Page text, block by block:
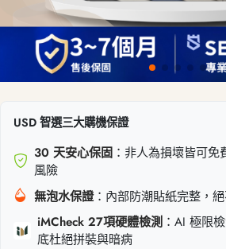
USD 智選三大購機保證
30 天安心保固 ：非人為損壞皆可
風險
無泡水保證：內部防潮貼紙完整，
iMCheck 27項硬體檢測 ：AI 極限
底杜絕拼裝與暗病